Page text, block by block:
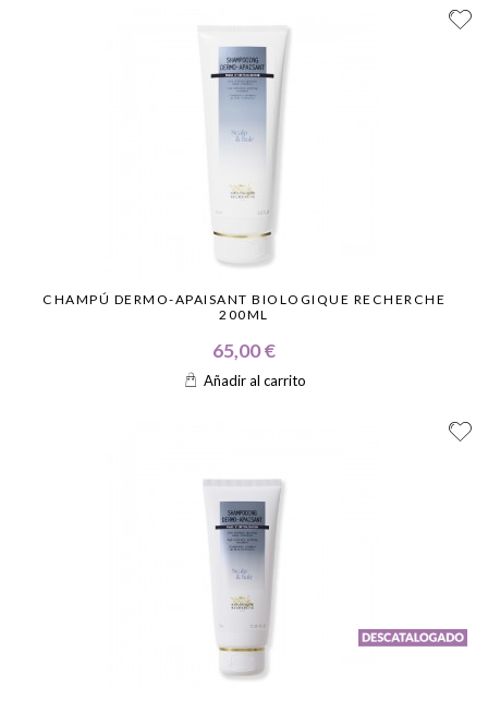
CHAMPÚ DERMO-APAISANT BIOLOGIQUE RECHERCHE
200ML
65,00 €
Añadir al carrito